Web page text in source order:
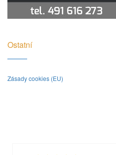
Ostatní
Zásady cookies (EU)